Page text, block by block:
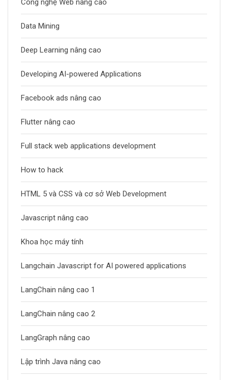
Công nghệ Web nâng cao
Data Mining
Deep Learning nâng cao
Developing AI-powered Applications
Facebook ads nâng cao
Flutter nâng cao
Full stack web applications development
How to hack
HTML 5 và CSS và cơ sở Web Development
Javascript nâng cao
Khoa học máy tính
Langchain Javascript for AI powered applications
LangChain nâng cao 1
LangChain nâng cao 2
LangGraph nâng cao
Lập trình Java nâng cao